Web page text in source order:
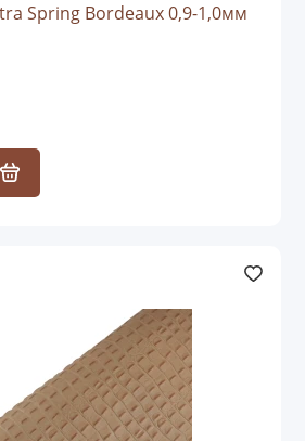
Spring Bordeaux 0,9-1,0мм